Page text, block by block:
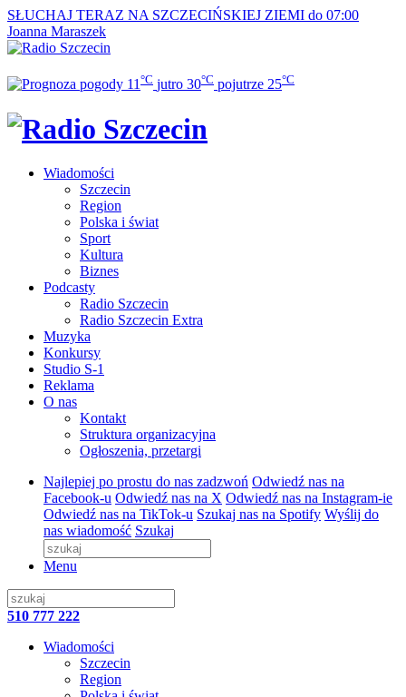
SŁUCHAJ TERAZ NA SZCZECIŃSKIEJ ZIEMI do 07:00
Joanna Maraszek
11 °C jutro 30°C pojutrze 25°C
Wiadomości
Szczecin
Region
Polska i świat
Sport
Kultura
Biznes
Podcasty
Radio Szczecin
Radio Szczecin Extra
Muzyka
Konkursy
Studio S-1
Reklama
O nas
Kontakt
Struktura organizacyjna
Ogłoszenia, przetargi
Najlepiej po prostu do nas zadzwoń Odwiedź nas na
Facebook-u Odwiedź nas na X Odwiedź nas na Instagram-ie
Odwiedź nas na TikTok-u Szukaj nas na Spotify Wyślij do
nas wiadomość Szukaj
Menu
510 777 222
Wiadomości
Szczecin
Region